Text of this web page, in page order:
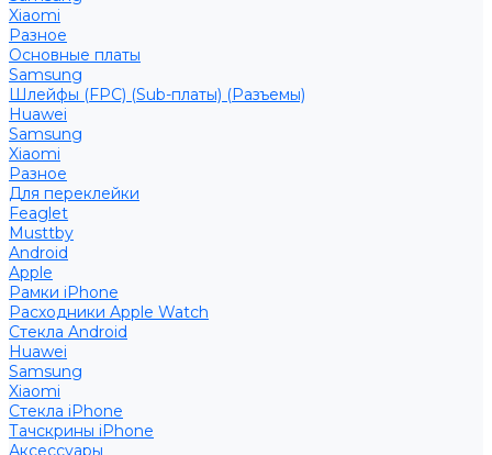
Xiaomi
Разное
Основные платы
Samsung
Шлейфы (FPC) (Sub-платы) (Разъемы)
Huawei
Samsung
Xiaomi
Разное
Для переклейки
Feaglet
Musttby
Android
Apple
Рамки iPhone
Расходники Apple Watch
Стекла Android
Huawei
Samsung
Xiaomi
Стекла iPhone
Тачскрины iPhone
Аксессуары